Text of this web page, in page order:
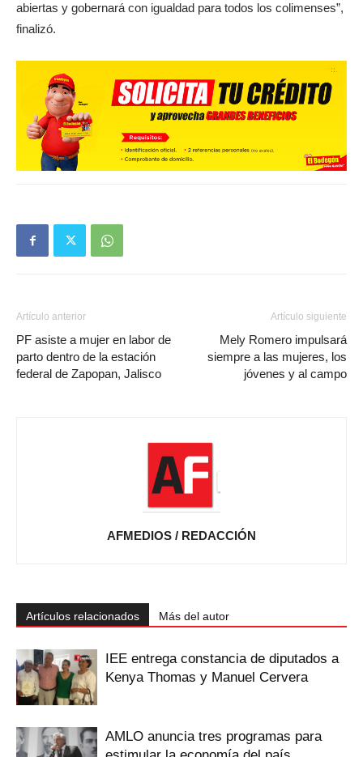
abiertas y gobernará con igualdad para todos los colimenses”,
finalizó.
Artículo anterior
PF asiste a mujer en labor de
parto dentro de la estación
federal de Zapopan, Jalisco
Artículo siguiente
Mely Romero impulsará
siempre a las mujeres, los
jóvenes y al campo
AFMEDIOS / REDACCIÓN
Artículos relacionados Más del autor
IEE entrega constancia de diputados a
Kenya Thomas y Manuel Cervera
AMLO anuncia tres programas para